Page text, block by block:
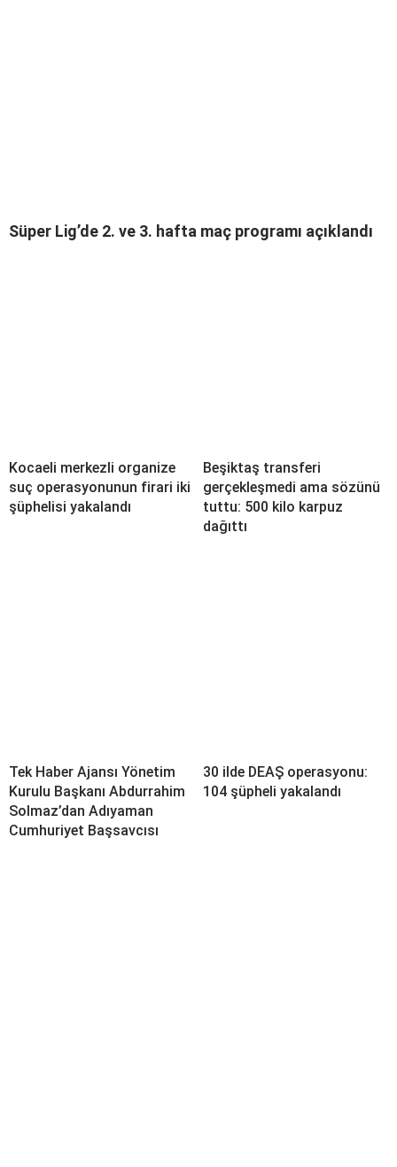
Süper Lig’de 2. ve 3. hafta maç programı açıklandı
Kocaeli merkezli organize
suç operasyonunun firari iki
şüphelisi yakalandı
Beşiktaş transferi
gerçekleşmedi ama sözünü
tuttu: 500 kilo karpuz
dağıttı
Tek Haber Ajansı Yönetim
Kurulu Başkanı Abdurrahim
Solmaz’dan Adıyaman
Cumhuriyet Başsavcısı
30 ilde DEAŞ operasyonu:
104 şüpheli yakalandı